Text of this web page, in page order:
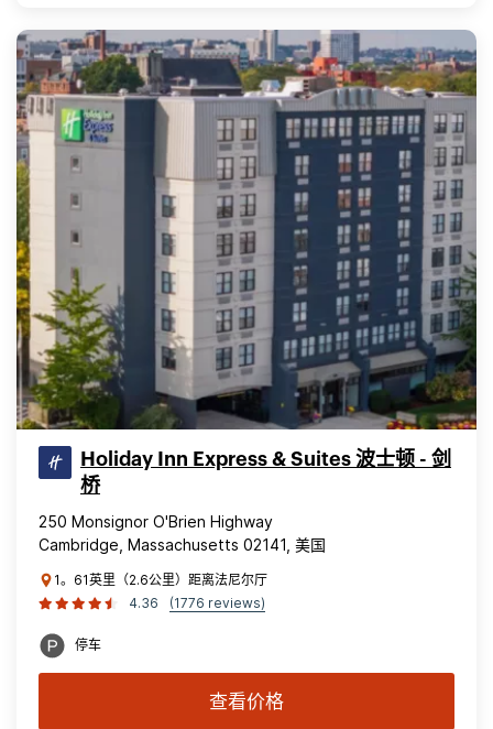
Holiday Inn Express & Suites 波士顿 - 剑
桥
250 Monsignor O'Brien Highway
Cambridge, Massachusetts 02141, 美国
1。61英里（2.6公里）距离法尼尔厅
4.36
(1776 reviews)
停车
查看价格